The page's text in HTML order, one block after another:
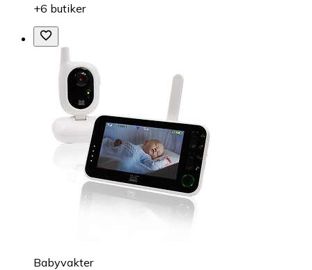
+6 butiker
Babyvakter